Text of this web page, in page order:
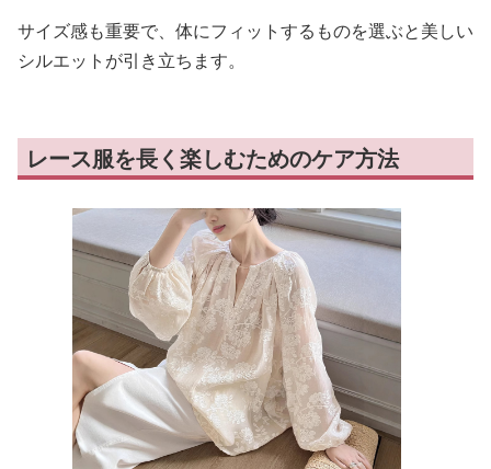
サイズ感も重要で、体にフィットするものを選ぶと美しい
シルエットが引き立ちます。
レース服を長く楽しむためのケア方法